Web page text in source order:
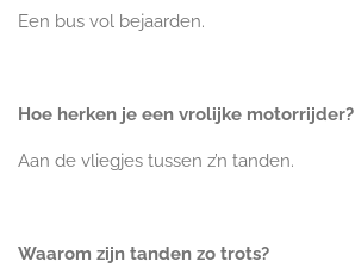
Een bus vol bejaarden.
Hoe herken je een vrolijke motorrijder?
Aan de vliegjes tussen z’n tanden.
Waarom zijn tanden zo trots?